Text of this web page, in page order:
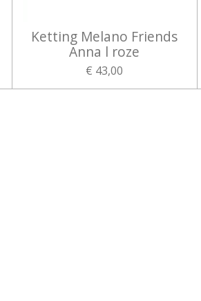
Ketting Melano Friends
Anna l roze
€ 43,00